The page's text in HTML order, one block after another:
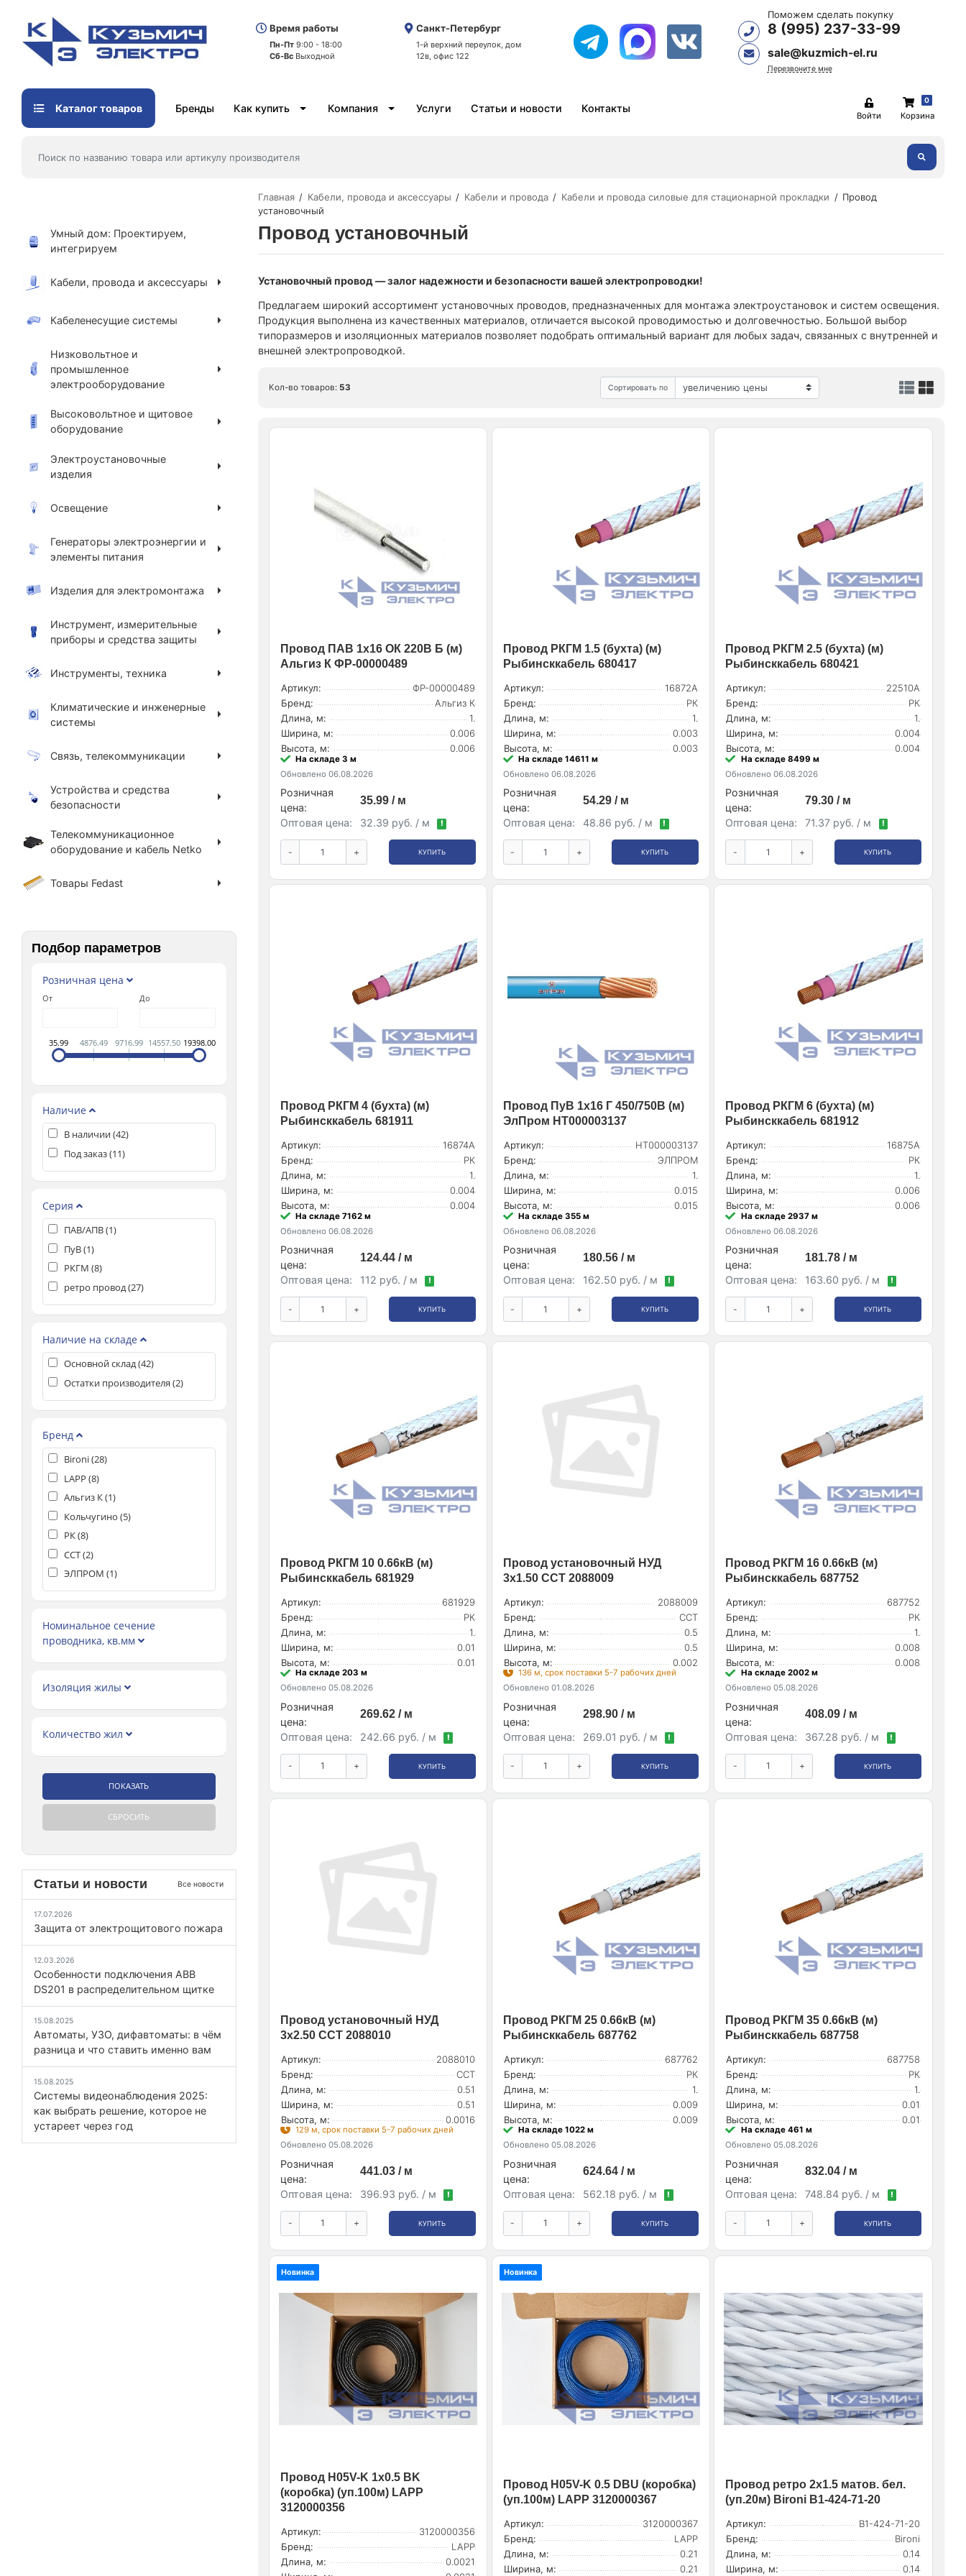
Время работы
Пн-Пт 9:00 - 18:00
Сб-Вс Выходной
Санкт-Петербург
1-й верхний переулок, дом
12в, офис 122
Поможем сделать покупку
8 (995) 237-33-99
sale@kuzmich-el.ru
Перезвоните мне
Каталог товаров Бренды Как купить Компания Услуги Статьи и новости Контакты
Войти
0
Корзина
Главная Кабели, провода и аксессуары Кабели и провода Кабели и провода силовые для стационарной прокладки
Провод
установочный
Провод установочный
Установочный провод — залог надежности и безопасности вашей электропроводки!
Предлагаем широкий ассортимент установочных проводов, предназначенных для монтажа электроустановок и систем освещения.
Продукция выполнена из качественных материалов, отличается высокой проводимостью и долговечностью. Большой выбор
типоразмеров и изоляционных материалов позволяет подобрать оптимальный вариант для любых задач, связанных с внутренней и
внешней электропроводкой.
Кол-во товаров: 53 Сортировать по
Провод ПАВ 1х16 ОК 220В Б (м)
Альгиз К ФР-00000489
Артикул:
ФР-00000489
Бренд:
Альгиз К
Длина, м:
1.
Ширина, м:
0.006
Высота, м:
0.006
На складе 3 м
Обновлено 06.08.2026
Розничная
цена:
35.99 / м
Оптовая цена:
32.39 руб. / м !
- + КУПИТЬ
Провод РКГМ 1.5 (бухта) (м)
Рыбинсккабель 680417
Артикул:
16872А
Бренд:
РК
Длина, м:
1.
Ширина, м:
0.003
Высота, м:
0.003
На складе 14611 м
Обновлено 06.08.2026
Розничная
цена:
54.29 / м
Оптовая цена:
48.86 руб. / м !
- + КУПИТЬ
Провод РКГМ 2.5 (бухта) (м)
Рыбинсккабель 680421
Артикул:
22510А
Бренд:
РК
Длина, м:
1.
Ширина, м:
0.004
Высота, м:
0.004
На складе 8499 м
Обновлено 06.08.2026
Розничная
цена:
79.30 / м
Оптовая цена:
71.37 руб. / м !
- + КУПИТЬ
Провод РКГМ 4 (бухта) (м)
Рыбинсккабель 681911
Артикул:
16874А
Бренд:
РК
Длина, м:
1.
Ширина, м:
0.004
Высота, м:
0.004
На складе 7162 м
Обновлено 06.08.2026
Розничная
цена:
124.44 / м
Оптовая цена:
112 руб. / м !
- + КУПИТЬ
Провод ПуВ 1х16 Г 450/750В (м)
ЭлПром НТ000003137
Артикул:
НТ000003137
Бренд:
ЭЛПРОМ
Длина, м:
1.
Ширина, м:
0.015
Высота, м:
0.015
На складе 355 м
Обновлено 06.08.2026
Розничная
цена:
180.56 / м
Оптовая цена:
162.50 руб. / м !
- + КУПИТЬ
Провод РКГМ 6 (бухта) (м)
Рыбинсккабель 681912
Артикул:
16875А
Бренд:
РК
Длина, м:
1.
Ширина, м:
0.006
Высота, м:
0.006
На складе 2937 м
Обновлено 06.08.2026
Розничная
цена:
181.78 / м
Оптовая цена:
163.60 руб. / м !
- + КУПИТЬ
Провод РКГМ 10 0.66кВ (м)
Рыбинсккабель 681929
Артикул:
681929
Бренд:
РК
Длина, м:
1.
Ширина, м:
0.01
Высота, м:
0.01
На складе 203 м
Обновлено 05.08.2026
Розничная
цена:
269.62 / м
Оптовая цена:
242.66 руб. / м !
- + КУПИТЬ
Провод установочный НУД
3х1.50 ССТ 2088009
Артикул:
2088009
Бренд:
ССТ
Длина, м:
0.5
Ширина, м:
0.5
Высота, м:
0.002
136 м, срок поставки 5-7 рабочих дней
Обновлено 01.08.2026
Розничная
цена:
298.90 / м
Оптовая цена:
269.01 руб. / м !
- + КУПИТЬ
Провод РКГМ 16 0.66кВ (м)
Рыбинсккабель 687752
Артикул:
687752
Бренд:
РК
Длина, м:
1.
Ширина, м:
0.008
Высота, м:
0.008
На складе 2002 м
Обновлено 05.08.2026
Розничная
цена:
408.09 / м
Оптовая цена:
367.28 руб. / м !
- + КУПИТЬ
Провод установочный НУД
3х2.50 ССТ 2088010
Артикул:
2088010
Бренд:
ССТ
Длина, м:
0.51
Ширина, м:
0.51
Высота, м:
0.0016
129 м, срок поставки 5-7 рабочих дней
Обновлено 05.08.2026
Розничная
цена:
441.03 / м
Оптовая цена:
396.93 руб. / м !
- + КУПИТЬ
Провод РКГМ 25 0.66кВ (м)
Рыбинсккабель 687762
Артикул:
687762
Бренд:
РК
Длина, м:
1.
Ширина, м:
0.009
Высота, м:
0.009
На складе 1022 м
Обновлено 05.08.2026
Розничная
цена:
624.64 / м
Оптовая цена:
562.18 руб. / м !
- + КУПИТЬ
Провод РКГМ 35 0.66кВ (м)
Рыбинсккабель 687758
Артикул:
687758
Бренд:
РК
Длина, м:
1.
Ширина, м:
0.01
Высота, м:
0.01
На складе 461 м
Обновлено 05.08.2026
Розничная
цена:
832.04 / м
Оптовая цена:
748.84 руб. / м !
- + КУПИТЬ
Новинка
Провод H05V-K 1х0.5 BK
(коробка) (уп.100м) LAPP
3120000356
Артикул:
3120000356
Бренд:
LAPP
Длина, м:
0.0021
Новинка
Провод H05V-K 0.5 DBU (коробка)
(уп.100м) LAPP 3120000367
Артикул:
3120000367
Бренд:
LAPP
Длина, м:
0.21
Ширина, м:
0.21
Провод ретро 2х1.5 матов. бел.
(уп.20м) Bironi B1-424-71-20
Артикул:
B1-424-71-20
Бренд:
Bironi
Длина, м:
0.14
Ширина, м:
0.14
Умный дом: Проектируем,
интегрируем
Кабели, провода и аксессуары
Кабеленесущие системы
Низковольтное и
промышленное
электрооборудование
Высоковольтное и щитовое
оборудование
Электроустановочные
изделия
Освещение
Генераторы электроэнергии и
элементы питания
Изделия для электромонтажа
Инструмент, измерительные
приборы и средства защиты
Инструменты, техника
Климатические и инженерные
системы
Связь, телекоммуникации
Устройства и средства
безопасности
Телекоммуникационное
оборудование и кабель Netko
Товары Fedast
Подбор параметров
Розничная цена
От До
35.99 4876.49 9716.99 14557.50 19398.00
Наличие
В наличии (42)
Под заказ (11)
Серия
ПАВ/АПВ (1)
ПуВ (1)
РКГМ (8)
ретро провод (27)
Наличие на складе
Основной склад (42)
Остатки производителя (2)
Бренд
Bironi (28)
LAPP (8)
Альгиз К (1)
Кольчугино (5)
РК (8)
ССТ (2)
ЭЛПРОМ (1)
Номинальное сечение
проводника, кв.мм
Изоляция жилы
Количество жил
Статьи и новости Все новости
17.07.2026
Защита от электрощитового пожара
12.03.2026
Особенности подключения ABB
DS201 в распределительном щитке
15.08.2025
Автоматы, УЗО, дифавтоматы: в чём
разница и что ставить именно вам
15.08.2025
Системы видеонаблюдения 2025:
как выбрать решение, которое не
устареет через год